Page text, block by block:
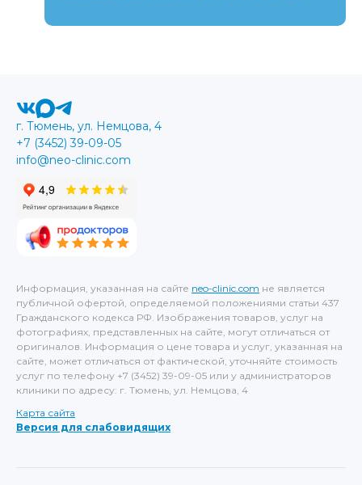
Информация, указанная на сайте neo-clinic.com не является
публичной офертой, определяемой положениями статьи 437
Гражданского кодекса РФ. Изображения товаров, услуг на
фотографиях, представленных на сайте, могут отличаться от
оригиналов. Информация о цене товара и услуг, указанная на
сайте, может отличаться от фактической, уточняйте стоимость
услуг по телефону +7 (3452) 39-09-05 или у администраторов
клиники по адресу: г. Тюмень, ул. Немцова, 4
Карта сайта
Версия для слабовидящих
г. Тюмень, ул. Немцова, 4
+7 (3452) 39-09-05
info@neo-clinic.com